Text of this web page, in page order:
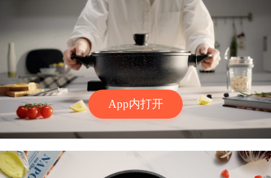
App内打开